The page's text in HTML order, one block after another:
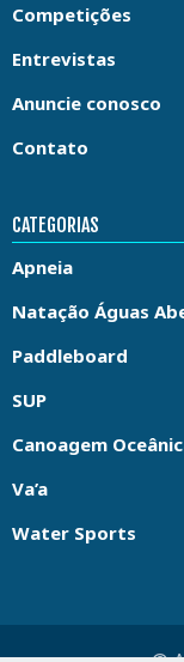
Competições
Entrevistas
Anuncie conosco
Contato
CATEGORIAS
Apneia
Natação Águas
Paddleboard
SUP
Canoagem
Va’a
Water Sports